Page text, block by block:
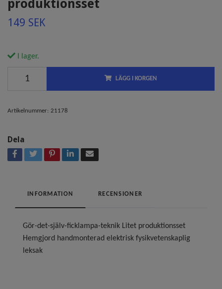
produktionsset
149 SEK
I lager.
LÄGG I KORGEN
Artikelnummer: 21178
Dela
INFORMATION RECENSIONER
Gör-det-själv-ficklampa-teknik Litet produktionsset
Hemgjord handmonterad elektrisk fysikvetenskaplig
leksak